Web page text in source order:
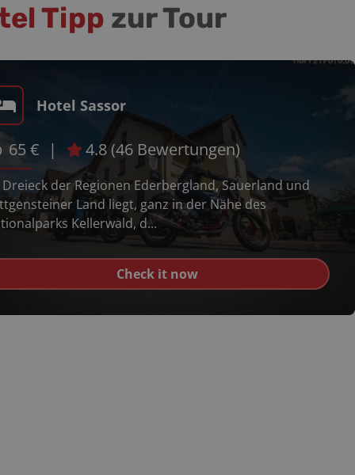
Tipp zur Tour
Hotel Sassor
65€ | 4.8(46 Bewertungen)
Dreieck der Regionen Ederbergland, Sauerland und
Land liegt, ganz in der Nähe des
Kellerwald, d...
Check it now